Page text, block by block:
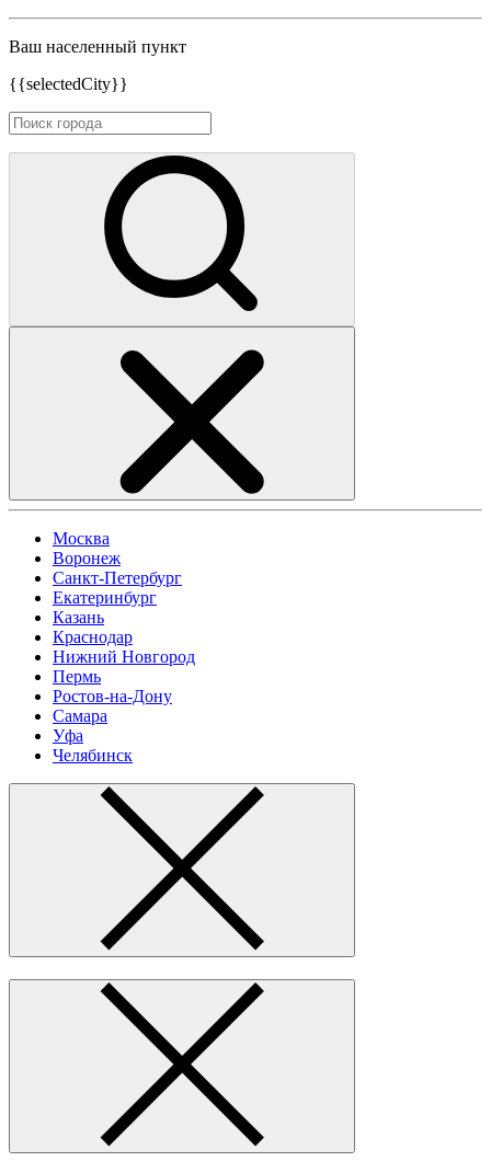
Ваш населенный пункт
{{selectedCity}}
Москва
Воронеж
Санкт-Петербург
Екатеринбург
Казань
Краснодар
Нижний Новгород
Пермь
Ростов-на-Дону
Самара
Уфа
Челябинск